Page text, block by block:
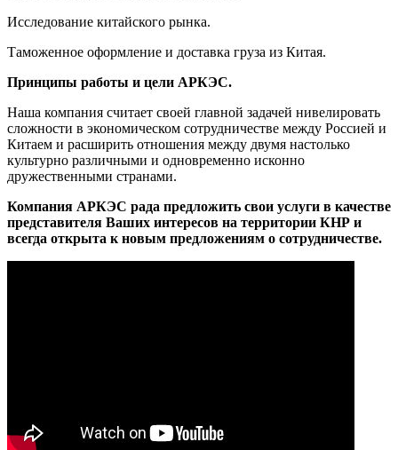
Исследование китайского рынка.
Таможенное оформление и доставка груза из Китая.
Принципы работы и цели АРКЭС.
Наша компания считает своей главной задачей нивелировать
сложности в экономическом сотрудничестве между Россией и
Китаем и расширить отношения между двумя настолько
культурно различными и одновременно исконно
дружественными странами.
Компания АРКЭС рада предложить свои услуги в качестве
представителя Ваших интересов на территории КНР и
всегда открыта к новым предложениям о сотрудничестве.